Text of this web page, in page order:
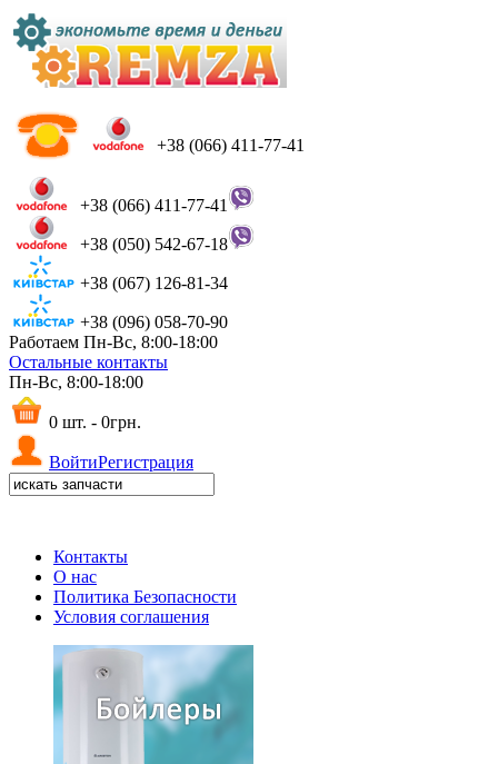
+38 (066) 411-77-41
+38 (066) 411-77-41
+38 (050) 542-67-18
+38 (067) 126-81-34
+38 (096) 058-70-90
Работаем Пн-Вс, 8:00-18:00
Остальные контакты
Пн-Вс, 8:00-18:00
0 шт. - 0грн.
ВойтиРегистрация
Контакты
О нас
Политика Безопасности
Условия соглашения